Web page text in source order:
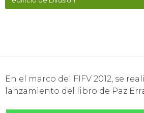
En el marco del FIFV 2012, se realizará el
lanzamiento del libro de Paz